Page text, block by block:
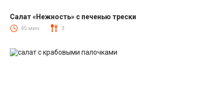
Салаты из печени трески
Салат «Нежность» с печенью трески
45 мин. 3